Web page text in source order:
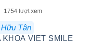
1754 lượt xem
Tân
KHOA VIET SMILE